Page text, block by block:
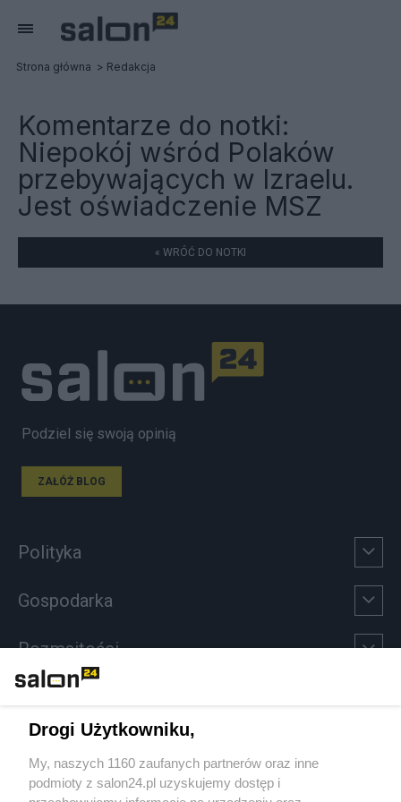
Strona główna Redakcja
Komentarze do notki:
Niepokój wśród Polaków
przebywających w Izraelu.
Jest oświadczenie MSZ
« WRÓĆ DO NOTKI
Podziel się swoją opinią
ZAŁÓŻ BLOG
Polityka
Gospodarka
Rozmaitości
Sport
Społeczeństwo
Drogi Użytkowniku,
My, naszych 1160 zaufanych partnerów oraz inne
podmioty z salon24.pl uzyskujemy dostęp i